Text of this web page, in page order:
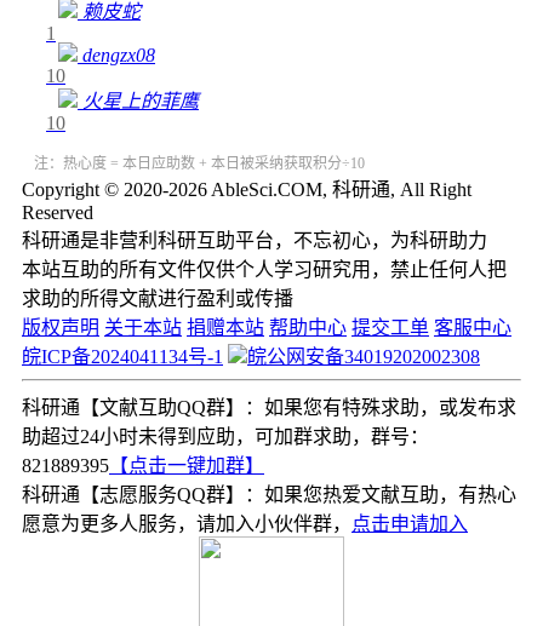
赖皮蛇
1
dengzx08
10
火星上的菲鹰
10
注：热心度 = 本日应助数 + 本日被采纳获取积分÷10
Copyright © 2020-2026 AbleSci.COM, 科研通, All Right
Reserved
科研通是非营利科研互助平台，不忘初心，为科研助力
本站互助的所有文件仅供个人学习研究用，禁止任何人把
求助的所得文献进行盈利或传播
版权声明 关于本站 捐赠本站 帮助中心 提交工单 客服中心
皖ICP备2024041134号-1
皖公网安备34019202002308
科研通【文献互助QQ群】：如果您有特殊求助，或发布求
助超过24小时未得到应助，可加群求助，群号：
821889395 【点击一键加群】
科研通【志愿服务QQ群】：如果您热爱文献互助，有热心
愿意为更多人服务，请加入小伙伴群，
点击申请加入